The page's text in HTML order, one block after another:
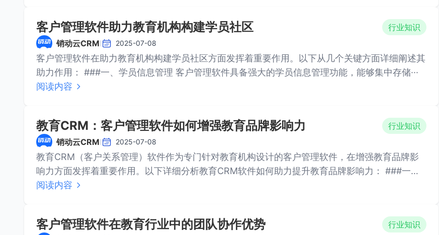
客户管理软件助力教育机构构建学员社区
行业知识
销动云CRMI 2025-07-08
客户管理软件在助力教育机构构建学员社区方面发挥着重要作用。以下从几个关键方面详细阐述其
助力作用： ###一、学员信息管理 客户管理软件具备强大的学员信息管理功能，能够集中存储···
阅读内容
教育CRM：客户管理软件如何增强教育品牌影响力
行业知识
销动云CRMI 2025-07-08
教育CRM（客户关系管理）软件作为专门针对教育机构设计的客户管理软件，在增强教育品牌影
响力方面发挥着重要作用。以下详细分析教育CRM软件如何助力提升教育品牌影响力： ###一、
···
阅读内容
客户管理软件在教育行业中的团队协作优势
行业知识